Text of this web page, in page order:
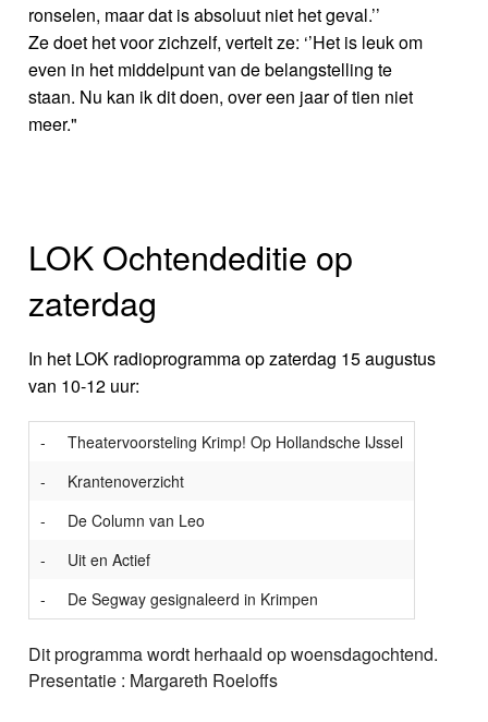
ronselen, maar dat is absoluut niet het geval.’’
Ze doet het voor zichzelf, vertelt ze: ‘’Het is leuk om
even in het middelpunt van de belangstelling te
staan. Nu kan ik dit doen, over een jaar of tien niet
meer."
LOK Ochtendeditie op
zaterdag
In het LOK radioprogramma op zaterdag 15 augustus
van 10-12 uur:
-
Theatervoorsteling Krimp! Op Hollandsche IJssel
-
Krantenoverzicht
-
De Column van Leo
-
Uit en Actief
-
De Segway gesignaleerd in Krimpen
Dit programma wordt herhaald op woensdagochtend.
Presentatie : Margareth Roeloffs